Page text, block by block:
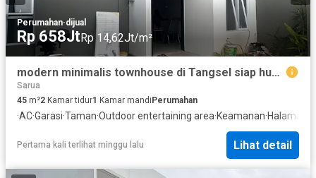
Perumahan·dijual
Rp 658JtRp 14,62Jt/m²
modern minimalis townhouse di Tangsel siap huni harga terjangkau
Sarua
45 m²2 Kamar tidur1 Kamar mandi Perumahan
·AC·Garasi·Taman·Outdoor entertaining area·Keamanan·Halaman
Pertama kali terlihat minggu lalu Lihat detail